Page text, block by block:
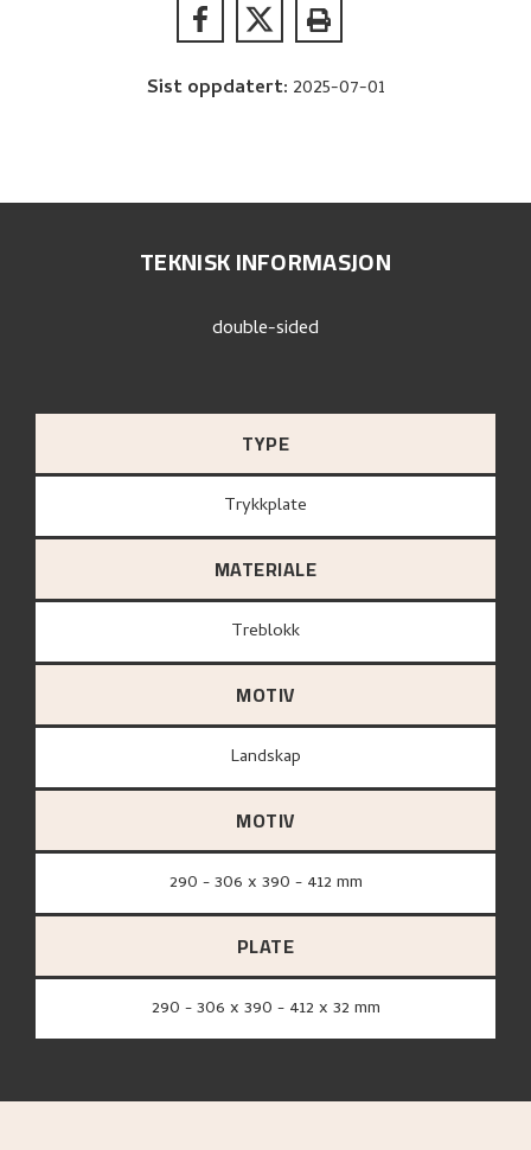
Sist oppdatert: 2025-07-01
TEKNISK INFORMASJON
TYPE
Trykkplate
MATERIALE
treblokk
MOTIV
Landskap
double-sided
MOTIV
290 - 306 x 390 - 412 mm
PLATE
290 - 306 x 390 - 412 x 32 mm